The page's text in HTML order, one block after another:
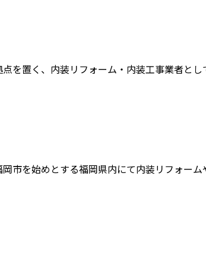
を置く、内装リフォーム・内装工事業者とし
市を始めとする福岡県内にて内装リフォー